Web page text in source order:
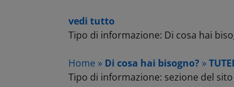
vedi tutto
Tipo di informazione: Di cosa hai
Home » Di cosa hai bisogno? »
Tipo di informazione: sezione del sito